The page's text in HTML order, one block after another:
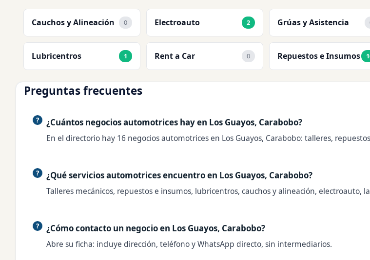
Cauchos y Alineación 0 Electroauto 2 Grúas y Asistencia
Lubricentros 1 Rent a Car 0 Repuestos e Insumos
Preguntas frecuentes
¿Cuántos negocios automotrices hay en Los Guayos, Carabobo?
En el directorio hay 16 negocios automotrices en Los Guayos, Carabobo: talleres,
¿Qué servicios automotrices encuentro en Los Guayos, Carabobo?
Talleres mecánicos, repuestos e insumos, lubricentros, cauchos y alineación, electroauto,
¿Cómo contacto un negocio en Los Guayos, Carabobo?
Abre su ficha: incluye dirección, teléfono y WhatsApp directo, sin intermediarios.